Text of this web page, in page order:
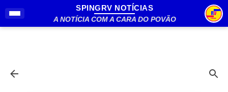
Pular para o conteúdo principal
SPINGRV NOTÍCIAS
A NOTÍCIA COM A CARA DO POVÃO